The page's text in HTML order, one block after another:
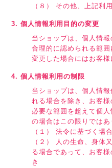
（８） その他、上記利
3. 個人情報利用目的の変更
当ショップは、個人情
合理的に認められる範囲
変更した場合にはお客様
4. 個人情報利用の制限
当ショップは、個人情
れる場合を除き、お客
必要な範囲を超えて個
の場合はこの限りではあ
（１） 法令に基づく場合
（２） 人の生命、身体
る場合であって、お客
き